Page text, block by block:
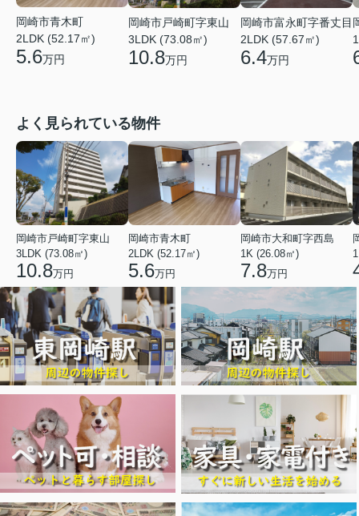
岡崎市青木町
2LDK (52.17㎡)
5.6万円
岡崎市戸崎町字東山
3LDK (73.08㎡)
10.8万円
岡崎市富永町字番丈目
2LDK (57.67㎡)
6.4万円
よく見られている物件
岡崎市戸崎町字東山
3LDK (73.08㎡)
10.8万円
岡崎市青木町
2LDK (52.17㎡)
5.6万円
岡崎市大和町字西島
1K (26.08㎡)
7.8万円